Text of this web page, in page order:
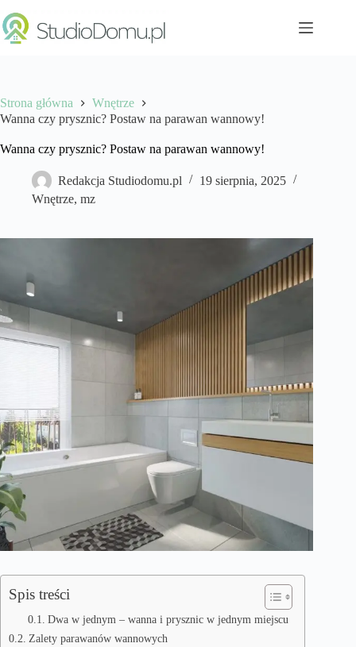
do
treści
Strona główna
Wnętrze
Wanna czy prysznic? Postaw na parawan wannowy!
Wanna czy prysznic? Postaw na parawan wannowy!
Redakcja Studiodomu.pl
19 sierpnia, 2025
Wnętrze, mz
Spis treści
Dwa w jednym – wanna i prysznic w jednym miejscu
Zalety parawanów wannowych